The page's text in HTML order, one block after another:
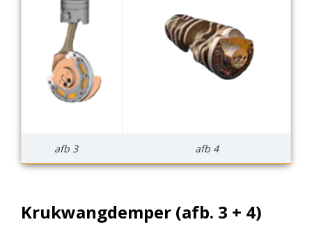
afb 3 afb 4
Krukwangdemper (afb. 3 + 4)